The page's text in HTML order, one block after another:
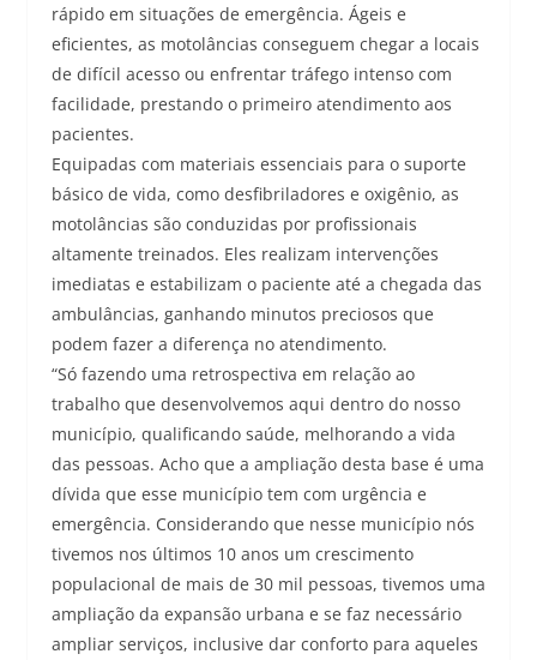
rápido em situações de emergência. Ágeis e
eficientes, as motolâncias conseguem chegar a locais
de difícil acesso ou enfrentar tráfego intenso com
facilidade, prestando o primeiro atendimento aos
pacientes.
Equipadas com materiais essenciais para o suporte
básico de vida, como desfibriladores e oxigênio, as
motolâncias são conduzidas por profissionais
altamente treinados. Eles realizam intervenções
imediatas e estabilizam o paciente até a chegada das
ambulâncias, ganhando minutos preciosos que
podem fazer a diferença no atendimento.
“Só fazendo uma retrospectiva em relação ao
trabalho que desenvolvemos aqui dentro do nosso
município, qualificando saúde, melhorando a vida
das pessoas. Acho que a ampliação desta base é uma
dívida que esse município tem com urgência e
emergência. Considerando que nesse município nós
tivemos nos últimos 10 anos um crescimento
populacional de mais de 30 mil pessoas, tivemos uma
ampliação da expansão urbana e se faz necessário
ampliar serviços, inclusive dar conforto para aqueles